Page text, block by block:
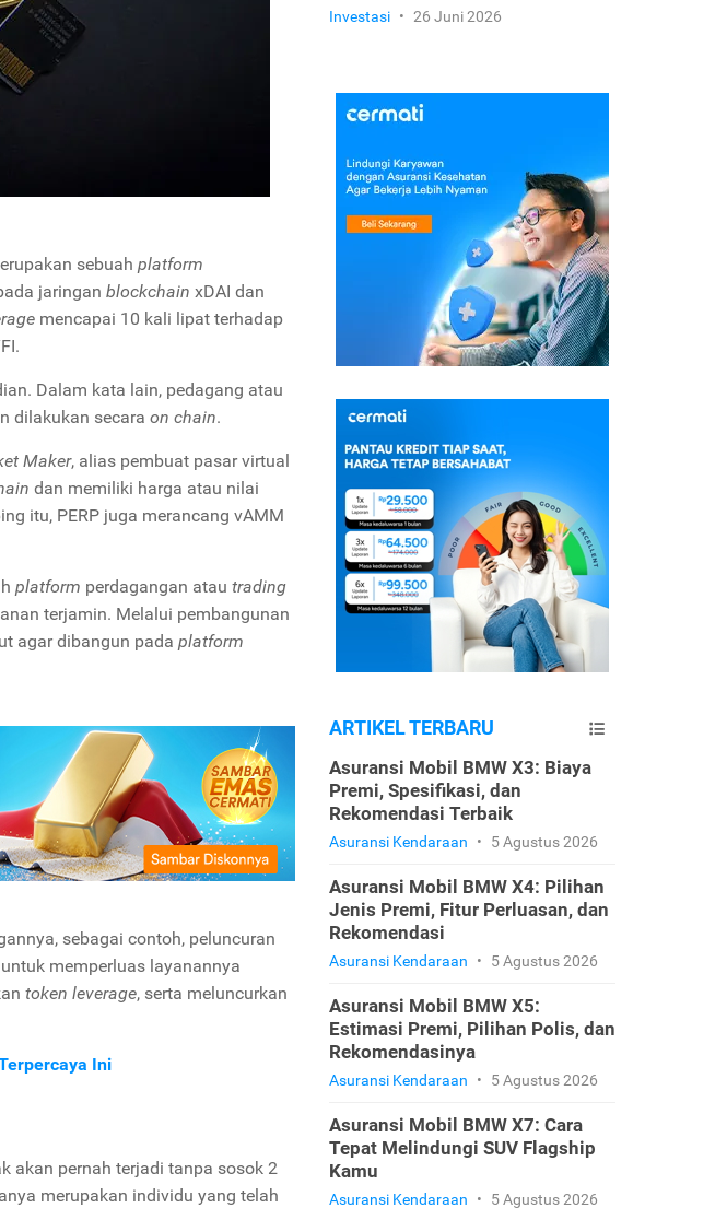
sebuah platform
jaringan blockchain xDAI dan
mencapai 10 kali lipat terhadap
Dalam kata lain, pedagang atau
dilakukan secara on chain.
Maker, alias pembuat pasar virtual
dan memiliki harga atau nilai
itu, PERP juga merancang vAMM
platform perdagangan atau trading
terjamin. Melalui pembangunan
agar dibangun pada platform
sebagai contoh, peluncuran
memperluas layanannya
token leverage, serta meluncurkan
Ini
akan pernah terjadi tanpa sosok 2
merupakan individu yang telah
Investasi • 26 Juni 2026
ARTIKEL TERBARU
Asuransi Mobil BMW X3: Biaya
Premi, Spesifikasi, dan
Rekomendasi Terbaik
Asuransi Kendaraan • 5 Agustus 2026
Asuransi Mobil BMW X4: Pilihan
Jenis Premi, Fitur Perluasan, dan
Rekomendasi
Asuransi Kendaraan • 5 Agustus 2026
Asuransi Mobil BMW X5:
Estimasi Premi, Pilihan Polis, dan
Rekomendasinya
Asuransi Kendaraan • 5 Agustus 2026
Asuransi Mobil BMW X7: Cara
Tepat Melindungi SUV Flagship
Kamu
Asuransi Kendaraan • 5 Agustus 2026